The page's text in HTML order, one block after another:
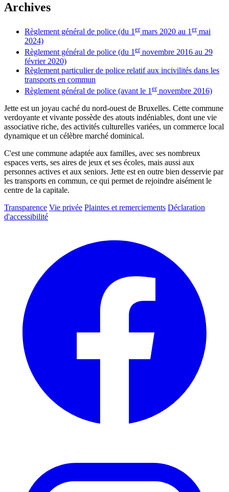
Archives
Règlement général de police (du 1 ermars 2020 au 1 ermai
2024)
Règlement général de police (du 1 ernovembre 2016 au 29
février 2020)
Règlement particulier de police relatif aux incivilités dans les
transports en commun
Règlement général de police (avant le 1 ernovembre 2016)
Jette est un joyau caché du nord-ouest de Bruxelles. Cette commune
verdoyante et vivante possède des atouts indéniables, dont une vie
associative riche, des activités culturelles variées, un commerce local
dynamique et un célèbre marché dominical.
C'est une commune adaptée aux familles, avec ses nombreux
espaces verts, ses aires de jeux et ses écoles, mais aussi aux
personnes actives et aux seniors. Jette est en outre bien desservie par
les transports en commun, ce qui permet de rejoindre aisément le
centre de la capitale.
Transparence Vie privée Plaintes et remerciements Déclaration
d'accessibilité